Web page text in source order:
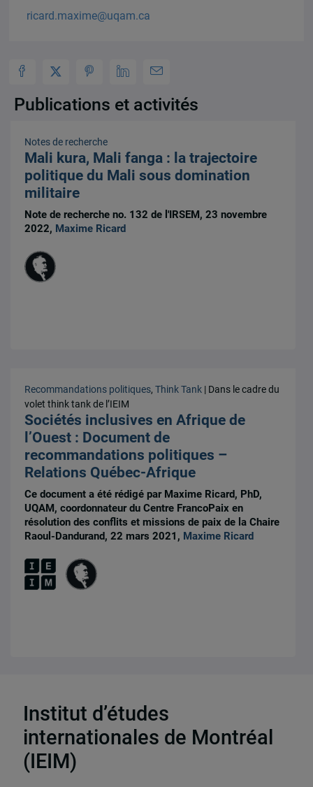
ricard.maxime@uqam.ca
Publications et activités
Notes de recherche
Mali kura, Mali fanga : la trajectoire
politique du Mali sous domination
militaire
Note de recherche no. 132 de l'IRSEM, 23 novembre
2022, Maxime Ricard
Recommandations politiques,Think Tank | Dans le cadre du
volet think tank de l’IEIM
Sociétés inclusives en Afrique de
l’Ouest : Document de
recommandations politiques –
Relations Québec-Afrique
Ce document a été rédigé par Maxime Ricard, PhD,
UQAM, coordonnateur du Centre FrancoPaix en
résolution des conflits et missions de paix de la Chaire
Raoul-Dandurand, 22 mars 2021, Maxime Ricard
2 résultats
Institut d’études
internationales de Montréal
(IEIM)